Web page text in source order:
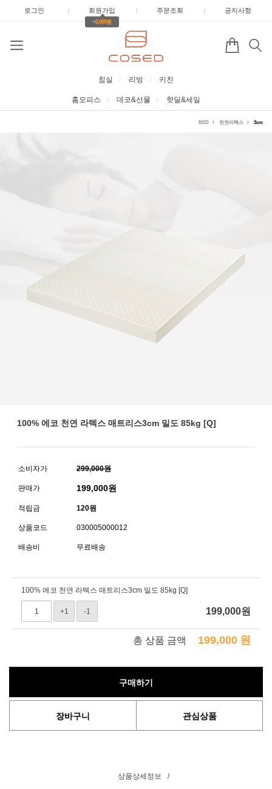
로그인 | 회원가입 |
+3,000원
주문조회 | 공지사항
침실 리빙 키친
홈오피스 데코&선물 핫딜&세일
BED 천연라텍스 3cm
100% 에코 천연 라텍스 매트리스3cm 밀도 85kg [Q]
소비자가 299,000원
판매가 199,000원
적립금 120원
상품코드 030005000012
배송비 무료배송
100% 에코 천연 라텍스 매트리스3cm 밀도 85kg [Q]
+1 -1 199,000원
총 상품 금액 199,000 원
구매하기
장바구니 관심상품
상품상세정보